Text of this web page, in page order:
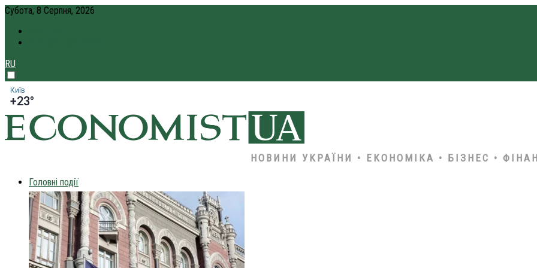
Субота, 8 Серпня, 2026
RU
Київ
+23°
НОВИНИ УКРАЇНИ • ЕКОНОМІКА • БІЗНЕС •
Головні події